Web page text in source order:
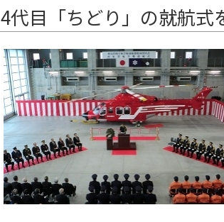
4代目「ちどり」の就航式